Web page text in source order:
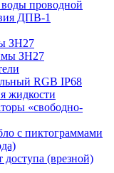
проводной
ДПВ-1
ЗН27
ЗН27
RGB IP68
жидкости
«свободно-
с пиктограммами
доступа (врезной)